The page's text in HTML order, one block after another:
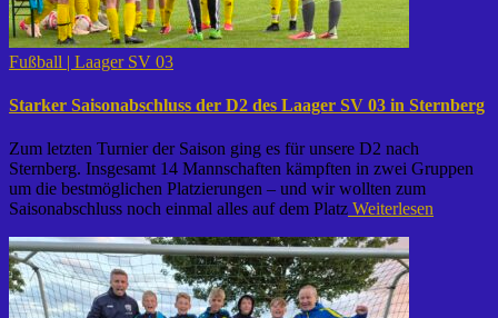
Fußball | Laager SV 03
Starker Saisonabschluss der D2 des Laager SV 03 in Sternberg
Zum letzten Turnier der Saison ging es für unsere D2 nach
Sternberg. Insgesamt 14 Mannschaften kämpften in zwei Gruppen
um die bestmöglichen Platzierungen – und wir wollten zum
Saisonabschluss noch einmal alles auf dem Platz Weiterlesen